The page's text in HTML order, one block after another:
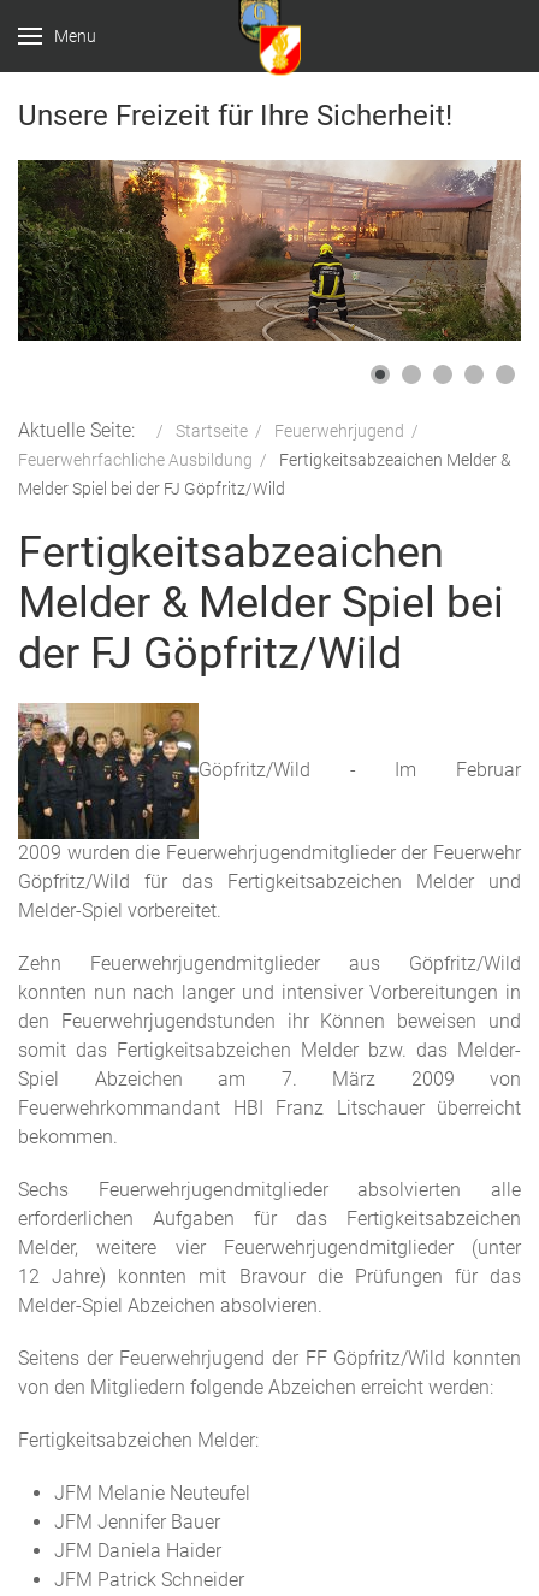
Menu
Unsere Freizeit für Ihre Sicherheit!
Aktuelle Seite: Startseite
Feuerwehrjugend
Feuerwehrfachliche Ausbildung
Fertigkeitsabzeaichen Melder &
Melder Spiel bei der FJ Göpfritz/Wild
Fertigkeitsabzeaichen
Melder & Melder Spiel bei
der FJ Göpfritz/Wild
Göpfritz/Wild - Im Februar
2009 wurden die Feuerwehrjugendmitglieder der Feuerwehr
Göpfritz/Wild für das Fertigkeitsabzeichen Melder und
Melder-Spiel vorbereitet.
Zehn Feuerwehrjugendmitglieder aus Göpfritz/Wild
konnten nun nach langer und intensiver Vorbereitungen in
den Feuerwehrjugendstunden ihr Können beweisen und
somit das Fertigkeitsabzeichen Melder bzw. das Melder-
Spiel Abzeichen am 7. März 2009 von
Feuerwehrkommandant HBI Franz Litschauer überreicht
bekommen.
Sechs Feuerwehrjugendmitglieder absolvierten alle
erforderlichen Aufgaben für das Fertigkeitsabzeichen
Melder, weitere vier Feuerwehrjugendmitglieder (unter
12 Jahre) konnten mit Bravour die Prüfungen für das
Melder-Spiel Abzeichen absolvieren.
Seitens der Feuerwehrjugend der FF Göpfritz/Wild konnten
von den Mitgliedern folgende Abzeichen erreicht werden:
Fertigkeitsabzeichen Melder:
JFM Melanie Neuteufel
JFM Jennifer Bauer
JFM Daniela Haider
JFM Patrick Schneider